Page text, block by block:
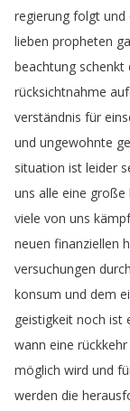
regierung folgt und
lieben propheten
beachtung schenkt
rücksichtnahme
verständnis für
und ungewohnte
situation ist leider
uns alle eine große
viele von uns
neuen finanziellen
versuchungen durch
konsum und dem
geistigkeit noch ist
wann eine rückkehr
möglich wird und
werden die